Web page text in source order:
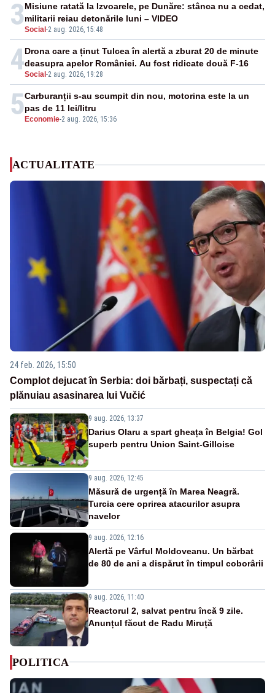
3Social -2 aug. 2026, 15:48
Misiune ratată la Izvoarele, pe Dunăre: stânca nu a cedat,
militarii reiau detonările luni – VIDEO
4Social -2 aug. 2026, 19:28
Drona care a ținut Tulcea în alertă a zburat 20 de minute
deasupra apelor României. Au fost ridicate două F-16
5 Economie-2 aug. 2026, 15:36
Carburanții s-au scumpit din nou, motorina este la un
pas de 11 lei/litru
ACTUALITATE
24 feb. 2026, 15:50
Complot dejucat în Serbia: doi bărbați, suspectați că
plănuiau asasinarea lui Vučić
9 aug. 2026, 13:37
Darius Olaru a spart gheața în Belgia! Gol
superb pentru Union Saint-Gilloise
9 aug. 2026, 12:45
Măsură de urgență în Marea Neagră.
Turcia cere oprirea atacurilor asupra
navelor
9 aug. 2026, 12:16
Alertă pe Vârful Moldoveanu. Un bărbat
de 80 de ani a dispărut în timpul coborârii
9 aug. 2026, 11:40
Reactorul 2, salvat pentru încă 9 zile.
Anunțul făcut de Radu Miruță
POLITICA